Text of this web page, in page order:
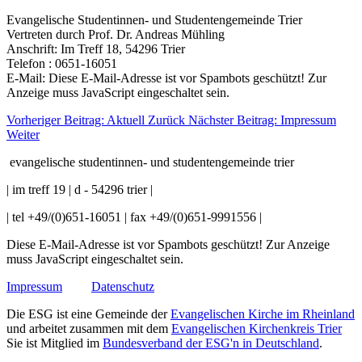
Evangelische Studentinnen- und Studentengemeinde Trier
Vertreten durch Prof. Dr. Andreas Mühling
Anschrift: Im Treff 18, 54296 Trier
Telefon : 0651-16051
E-Mail: Diese E-Mail-Adresse ist vor Spambots geschützt! Zur
Anzeige muss JavaScript eingeschaltet sein.
Vorheriger Beitrag: Aktuell Zurück Nächster Beitrag: Impressum
Weiter
evangelische studentinnen- und studentengemeinde trier
| im treff 19 | d - 54296 trier |
| tel +49/(0)651-16051 | fax +49/(0)651-9991556 |
Diese E-Mail-Adresse ist vor Spambots geschützt! Zur Anzeige
muss JavaScript eingeschaltet sein.
Impressum
Datenschutz
Die ESG ist eine Gemeinde derEvangelischen Kirche im Rheinland
und arbeitet zusammen mit dem Evangelischen Kirchenkreis Trier
Sie ist Mitglied im Bundesverband der ESG'n in Deutschland.